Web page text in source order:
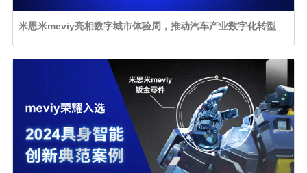
米思米meviy亮相数字城市体验周，推动汽车产业数字化转型